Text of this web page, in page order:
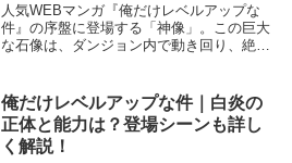
人気WEBマンガ『俺だけレベルアップな
件』の序盤に登場する「神像」。この巨大
な石像は、ダンジョン内で動き回り、絶望
練が用意されていたのか？本記事では、神
像の目的や背...
俺だけレベルアップな件｜白炎の
正体と能力は？登場シーンも詳し
く解説！